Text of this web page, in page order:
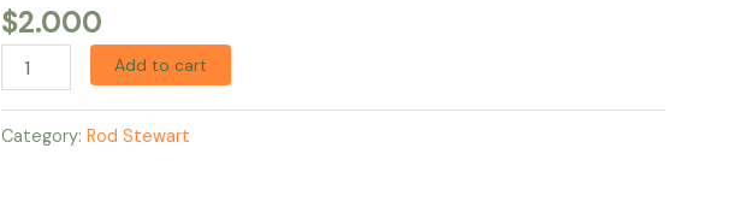
$2.000
Out
Of
Order
quantity
Add to cart
Category: Rod Stewart